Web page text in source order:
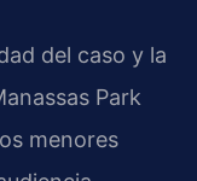
del caso y la
Park
menores